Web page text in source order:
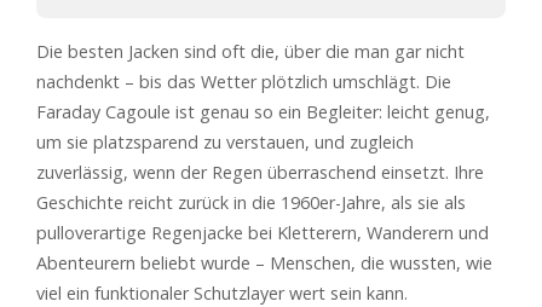
Die besten Jacken sind oft die, über die man gar nicht
nachdenkt – bis das Wetter plötzlich umschlägt. Die
Faraday Cagoule ist genau so ein Begleiter: leicht genug,
um sie platzsparend zu verstauen, und zugleich
zuverlässig, wenn der Regen überraschend einsetzt. Ihre
Geschichte reicht zurück in die 1960er-Jahre, als sie als
pulloverartige Regenjacke bei Kletterern, Wanderern und
Abenteurern beliebt wurde – Menschen, die wussten, wie
viel ein funktionaler Schutzlayer wert sein kann.